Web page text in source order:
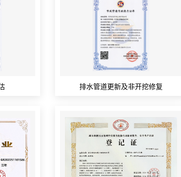
排水管道更新及非开挖修复